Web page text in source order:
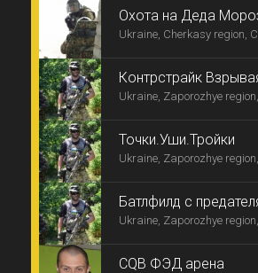
Охота на Деда
Ukraine, Cherkasy region,
Контрстрайк
Ukraine, Zaporozhye
Точки.Уши.Тройки
Ukraine, Zaporozhye
Батлфилд с
Ukraine, Zaporozhye
CQB ФЭД арена